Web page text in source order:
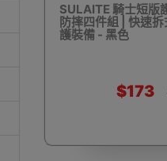
SULAITE 騎士短版
防摔四件組 | 快速
護裝備 - 黑色
$173